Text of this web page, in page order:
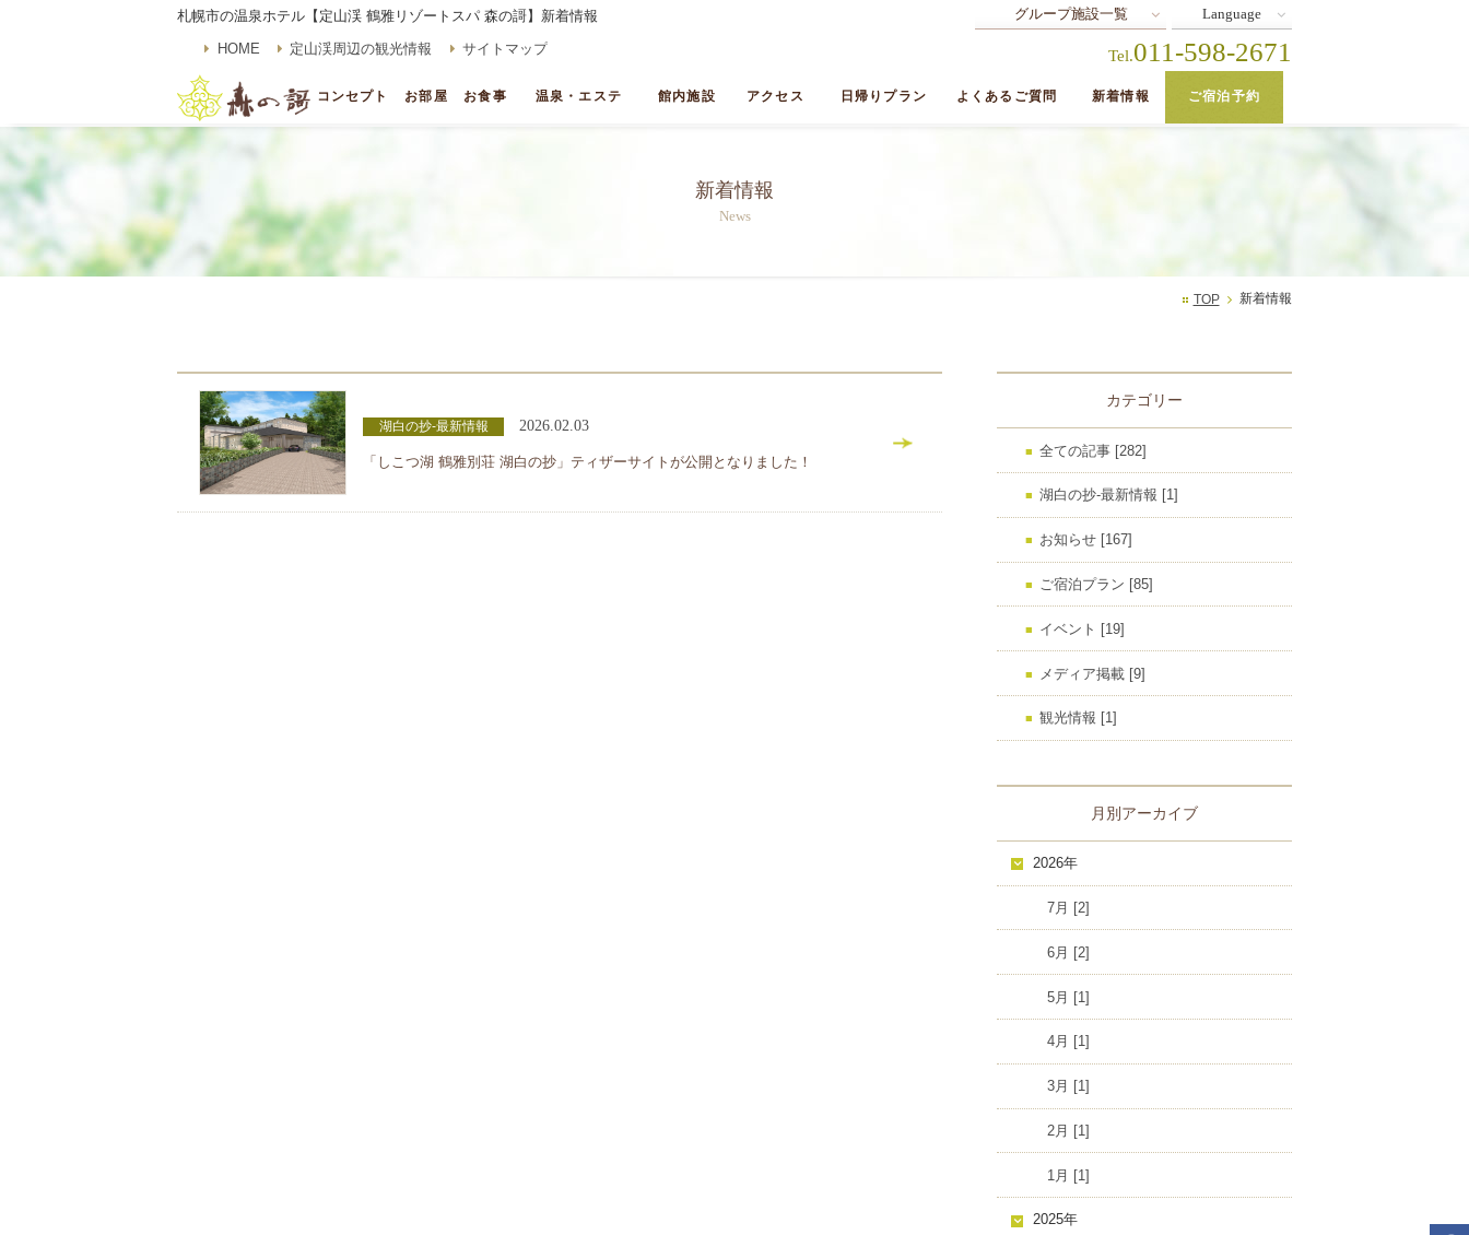
グループ施設一覧 Language
札幌市の温泉ホテル【定山渓 鶴雅リゾートスパ 森の謌】新着情報
HOME 定山渓周辺の観光情報 サイトマップ Tel.011-598-2671
コンセプト お部屋 お食事 温泉・エステ 館内施設 アクセス 日帰りプラン よくあるご質問 新着情報 ご宿泊予約
新着情報
News
TOP 新着情報
湖白の抄‐最新情報 2026.02.03
「しこつ湖 鶴雅別荘 湖白の抄」ティザーサイトが公開となりました！
カテゴリー
全ての記事 [282]
湖白の抄‐最新情報 [1]
お知らせ [167]
ご宿泊プラン [85]
イベント [19]
メディア掲載 [9]
観光情報 [1]
月別アーカイブ
2026年
7月 [2]
6月 [2]
5月 [1]
4月 [1]
3月 [1]
2月 [1]
1月 [1]
2025年